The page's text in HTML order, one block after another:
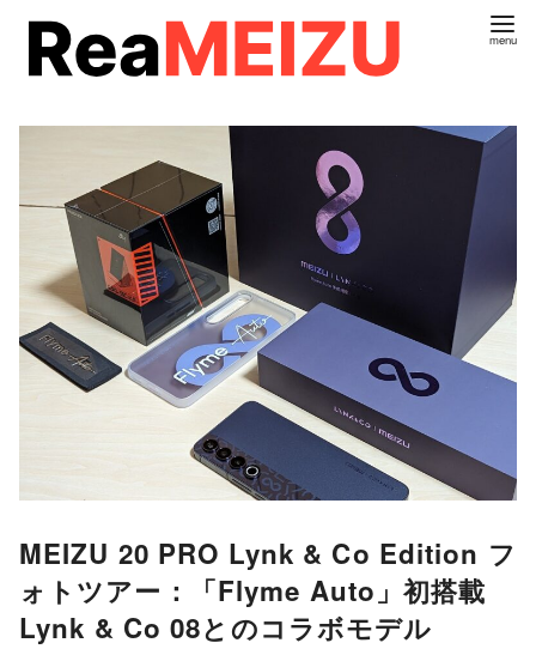
MEIZU 20 PRO Lynk & Co Edition フ
ォトツアー：「Flyme Auto」初搭載
Lynk & Co 08とのコラボモデル